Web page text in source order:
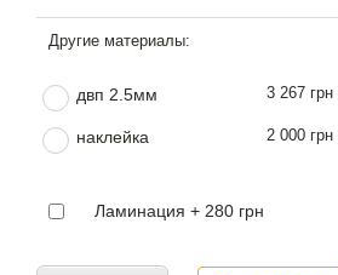
двп 2.5мм 3 267 грн
наклейка 2 000 грн
Ламинация + 280 грн